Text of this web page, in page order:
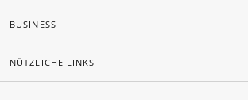
BUSINESS
NÜTZLICHE LINKS